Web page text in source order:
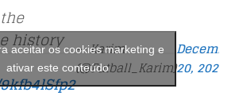
history — Karim
(@Futball_Karim)20, 2020
aceitar os cookies marketing e
ativar este conteúdo